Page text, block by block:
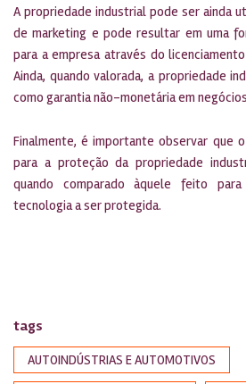
A propriedade industrial pode ser ainda
de marketing e pode resultar em uma
para a empresa através do
Ainda, quando valorada, a propriedade
como garantia não-monetária em
Finalmente, é importante observar que
para a proteção da propriedade
quando comparado àquele feito
tecnologia a ser protegida.
tags
AUTOINDÚSTRIAS E AUTOMOTIVOS